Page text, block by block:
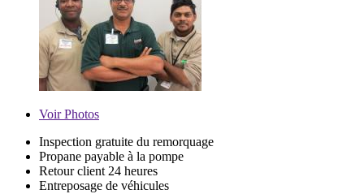
VoirPhotos
Inspection gratuite du remorquage
Propane payable à la pompe
Retour client 24 heures
Entreposage de véhicules